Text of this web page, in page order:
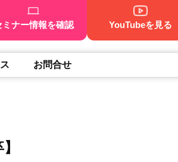
ミナー情報を確認 YouTubeを見る
お問合せ